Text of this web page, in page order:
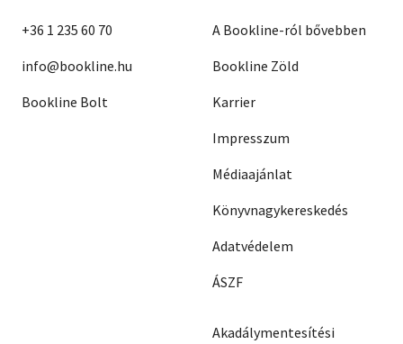
+36 1 235 60 70
info@bookline.hu
Bookline Bolt
A Bookline-ról bővebben
Bookline Zöld
Karrier
Impresszum
Médiaajánlat
Könyvnagykereskedés
Adatvédelem
ÁSZF
Akadálymentesítési